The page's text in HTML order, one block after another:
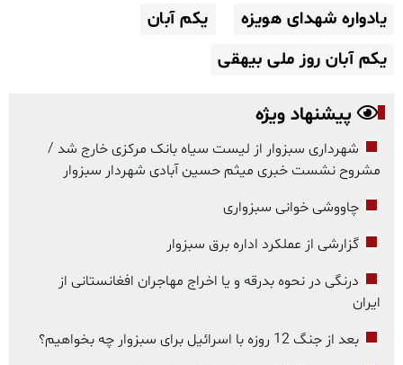
یادواره شهدای هویزه
یکم آبان
یکم آبان روز ملی بیهقی
پیشنهاد ویژه
شهرداری سبزوار از لیست سیاه بانک مرکزی خارج شد /
مشروح نشست خبری میثم حسین آبادی شهردار سبزوار
چاووشی خوانی سبزواری
گزارشی از عملکرد اداره برق سبزوار
درنگی در نحوه بدرقه و یا اخراج مهاجران افغانستانی از
ایران
بعد از جنگ 12 روزه با اسرائیل برای سبزوار چه بخواهیم؟